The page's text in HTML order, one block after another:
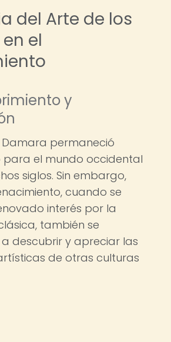
del Arte de los
el
y
Damara permaneció
el mundo occidental
siglos. Sin embargo,
cuando se
interés por la
también se
descubrir y apreciar las
de otras culturas